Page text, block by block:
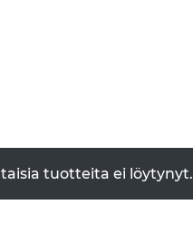
tuotteita ei löytynyt.